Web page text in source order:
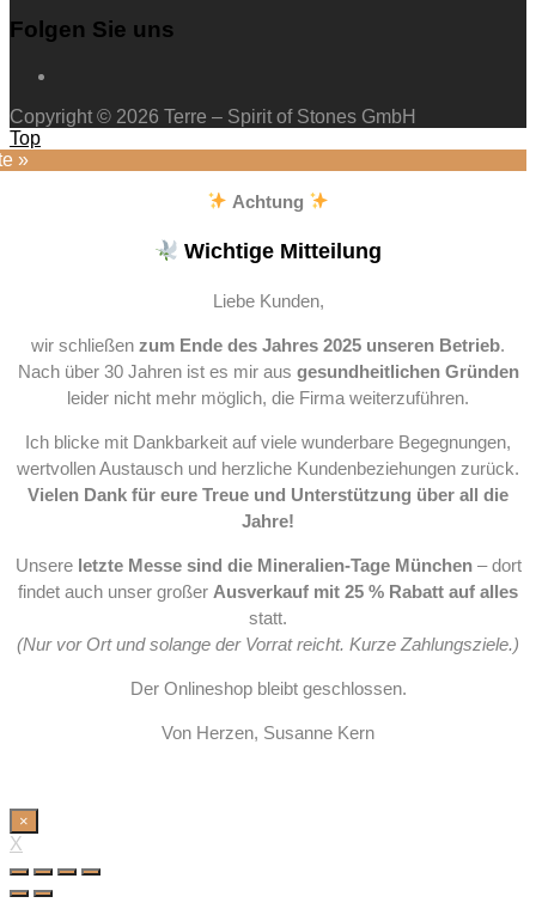
Folgen Sie uns
Copyright © 2026 Terre – Spirit of Stones GmbH
Top
»
Achtung
Wichtige Mitteilung
Liebe Kunden,
wir schließen zum Ende des Jahres 2025 unseren Betrieb.
Nach über 30 Jahren ist es mir aus gesundheitlichen Gründen
leider nicht mehr möglich, die Firma weiterzuführen.
Ich blicke mit Dankbarkeit auf viele wunderbare Begegnungen,
wertvollen Austausch und herzliche Kundenbeziehungen zurück.
Vielen Dank für eure Treue und Unterstützung über all die
Jahre!
Unsere letzte Messe sind die Mineralien-Tage München– dort
findet auch unser großer Ausverkauf mit 25 % Rabatt auf alles
statt.
(Nur vor Ort und solange der Vorrat reicht. Kurze Zahlungsziele.)
Der Onlineshop bleibt geschlossen.
Von Herzen, Susanne Kern
×
X